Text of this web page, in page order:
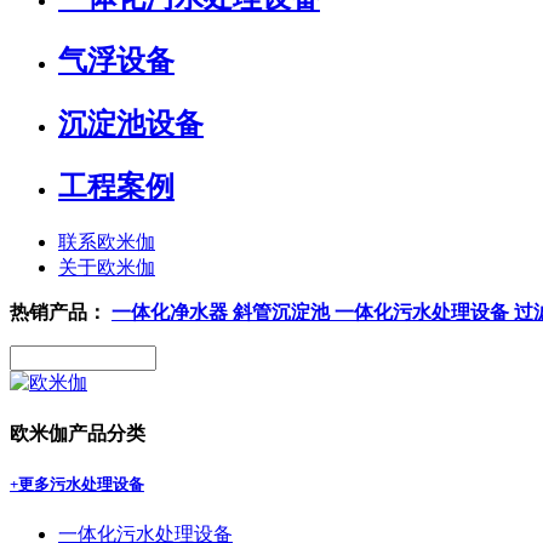
气浮设备
沉淀池设备
工程案例
联系欧米伽
关于欧米伽
热销产品： 一体化净水器 斜管沉淀池一体化污水处理设备 过
欧米伽产品分类
+更多污水处理设备
一体化污水处理设备